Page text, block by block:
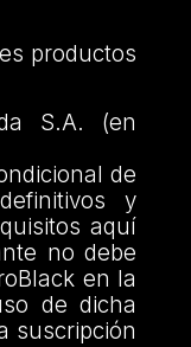
productos
S.A. (en
de
y
aquí
no debe
en la
de dicha
suscripción